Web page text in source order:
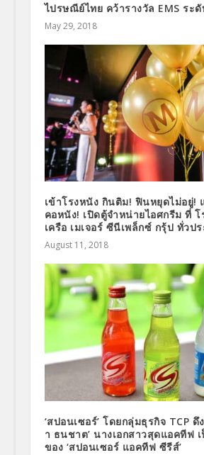
ไปรษณีย์ไทย คว้ารางวัล EMS ระ
May 29, 2018
เข้าโรงหนัง กินติม! ฟินหยุดไม่อยู่!
คอหนัง! เปิดตู้จำหน่ายไอศกรีม ที่
เครือ เมเจอร์ ซีนีเพล็กซ์ กรุ้ป ทั่วป
August 11, 2018
‘สปอนเซอร์’ โดยกลุ่มธุรกิจ TCP ดึ
า ธนชาต’ นางเอกสาวสุดแอคทีฟ
ของ ‘สปอนเซอร์ แอคทีฟ ซีรีส์’